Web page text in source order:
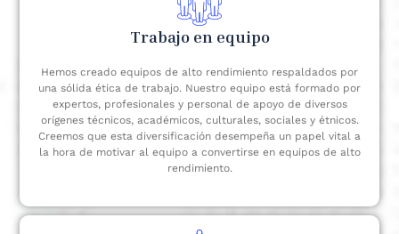
Trabajo en equipo
Hemos creado equipos de alto rendimiento respaldados por
una sólida ética de trabajo. Nuestro equipo está formado por
expertos, profesionales y personal de apoyo de diversos
orígenes técnicos, académicos, culturales, sociales y étnicos.
Creemos que esta diversificación desempeña un papel vital a
la hora de motivar al equipo a convertirse en equipos de alto
rendimiento.